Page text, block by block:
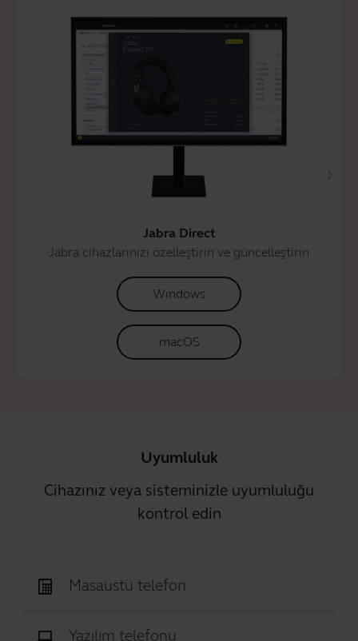
Jabra Direct
Jabra cihazlarınızı özelleştirin ve güncelleştirin
Windows
macOS
Uyumluluk
Cihazınız veya sisteminizle uyumluluğu
kontrol edin
Masaüstü telefon
Yazılım telefonu